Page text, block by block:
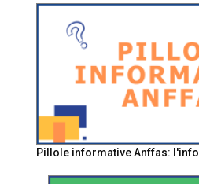
Pillole informative Anffas: